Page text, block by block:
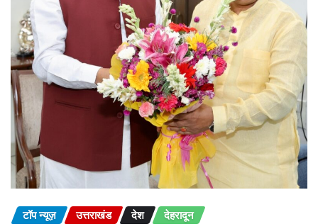
टॉप न्यूज़ उत्तराखंड देश देहरादून